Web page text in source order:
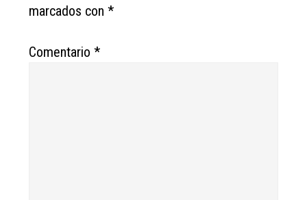
marcados con*
Comentario*